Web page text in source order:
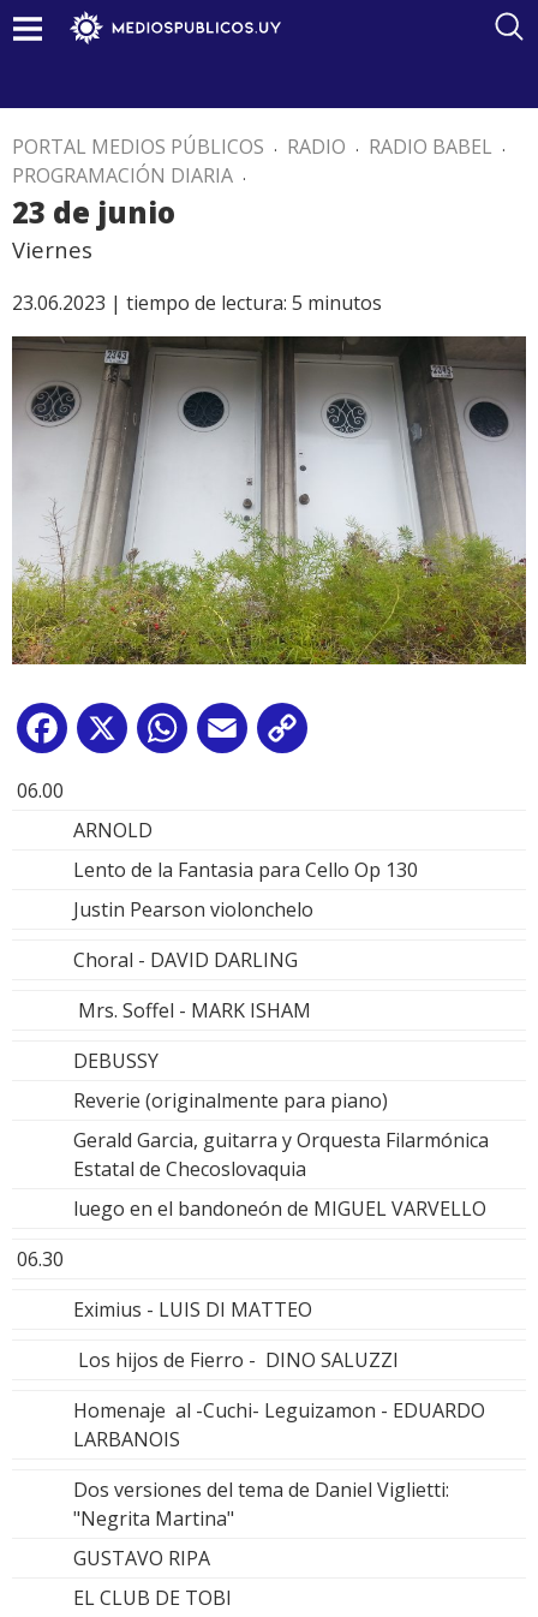
PORTAL MEDIOS PÚBLICOS . RADIO . RADIO BABEL .
PROGRAMACIÓN DIARIA .
23 de junio
Viernes
23.06.2023 | tiempo de lectura: 5 minutos
Facebook
X WhatsApp
Email
06.00
ARNOLD
Lento de la Fantasia para Cello Op 130
Justin Pearson violonchelo
Choral - DAVID DARLING
Mrs. Soffel - MARK ISHAM
DEBUSSY
Reverie (originalmente para piano)
Gerald Garcia, guitarra y Orquesta Filarmónica
Estatal de Checoslovaquia
luego en el bandoneón de MIGUEL VARVELLO
06.30
Eximius - LUIS DI MATTEO
Los hijos de Fierro - DINO SALUZZI
Homenaje al -Cuchi- Leguizamon - EDUARDO
LARBANOIS
Dos versiones del tema de Daniel Viglietti:
"Negrita Martina"
GUSTAVO RIPA
EL CLUB DE TOBI